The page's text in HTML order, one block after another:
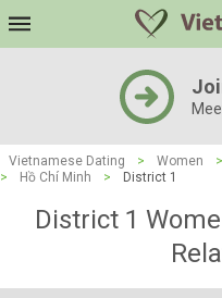
Vietnamese Dating > Women >
>
Hồ Chí Minh > District 1
District 1